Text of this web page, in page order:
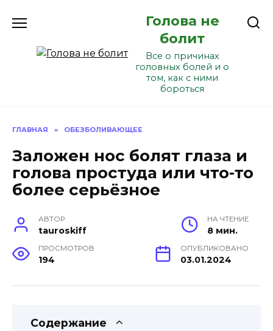
Голова не
болит
Все о причинах
головных болей и о
том, как с ними
бороться
ГЛАВНАЯ » ОБЕЗБОЛИВАЮЩЕЕ
Заложен нос болят глаза и
голова простуда или что-то
более серьёзное
АВТОР
tauroskiff
НА ЧТЕНИЕ
8 мин.
ПРОСМОТРОВ
194
ОПУБЛИКОВАНО
03.01.2024
Содержание